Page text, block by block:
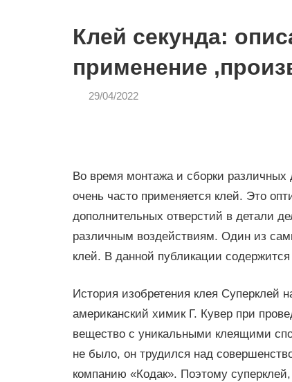
Клей секунда:
применение
29/04/2022
Во время монтажа и сборки различных
очень часто применяется клей. Это
дополнительных отверстий в детали
различным воздействиям. Один из
клей. В данной публикации
История изобретения клея Суперклей
американский химик Г. Кувер при
вещество с уникальными клеящими
не было, он трудился над
компанию «Кодак». Поэтому